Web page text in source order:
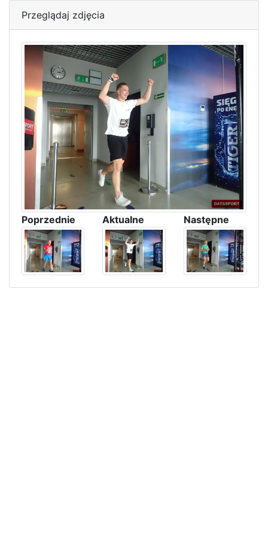
Przeglądaj zdjęcia
Poprzednie Aktualne Następne